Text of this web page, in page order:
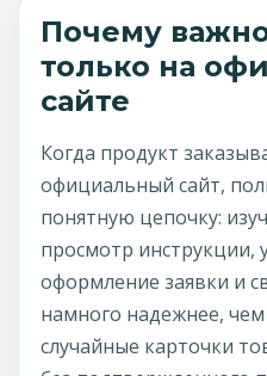
Почему
только на
сайте
Когда продукт
официальный сайт,
понятную цепочку:
просмотр инструкции,
оформление заявки и
намного надежнее,
случайные карточки